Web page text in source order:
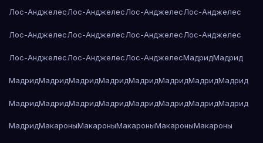
Лос-АнджелесЛос-АнджелесЛос-АнджелесЛос-Анджелес
Лос-АнджелесЛос-АнджелесЛос-АнджелесЛос-Анджелес
Лос-АнджелесЛос-АнджелесЛос-АнджелесМадридМадрид
МадридМадридМадридМадридМадридМадридМадридМадрид
МадридМадридМадридМадридМадридМадридМадридМадрид
МадридМакароныМакароныМакароныМакароныМакароны